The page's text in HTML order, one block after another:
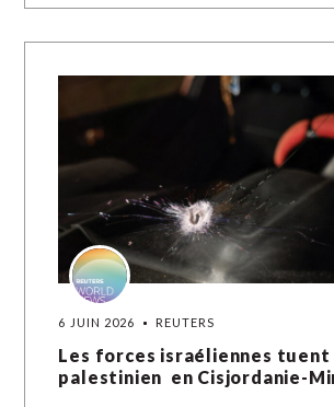
6 JUIN 2026 REUTERS
Les forces israéliennes tuent
palestinien en Cisjordanie-